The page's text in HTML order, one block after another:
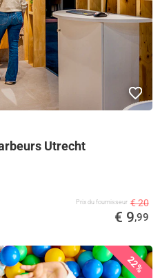
Utrecht
Prix ​​du fournisseur € 20
€ 9,99
22%